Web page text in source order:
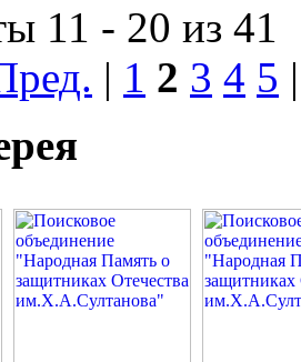
11 - 20 из 41
| 1 2 3 4 5